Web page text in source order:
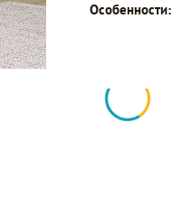
Особенности: